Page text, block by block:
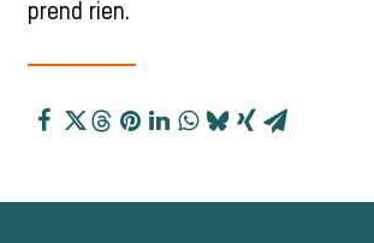
prend rien.